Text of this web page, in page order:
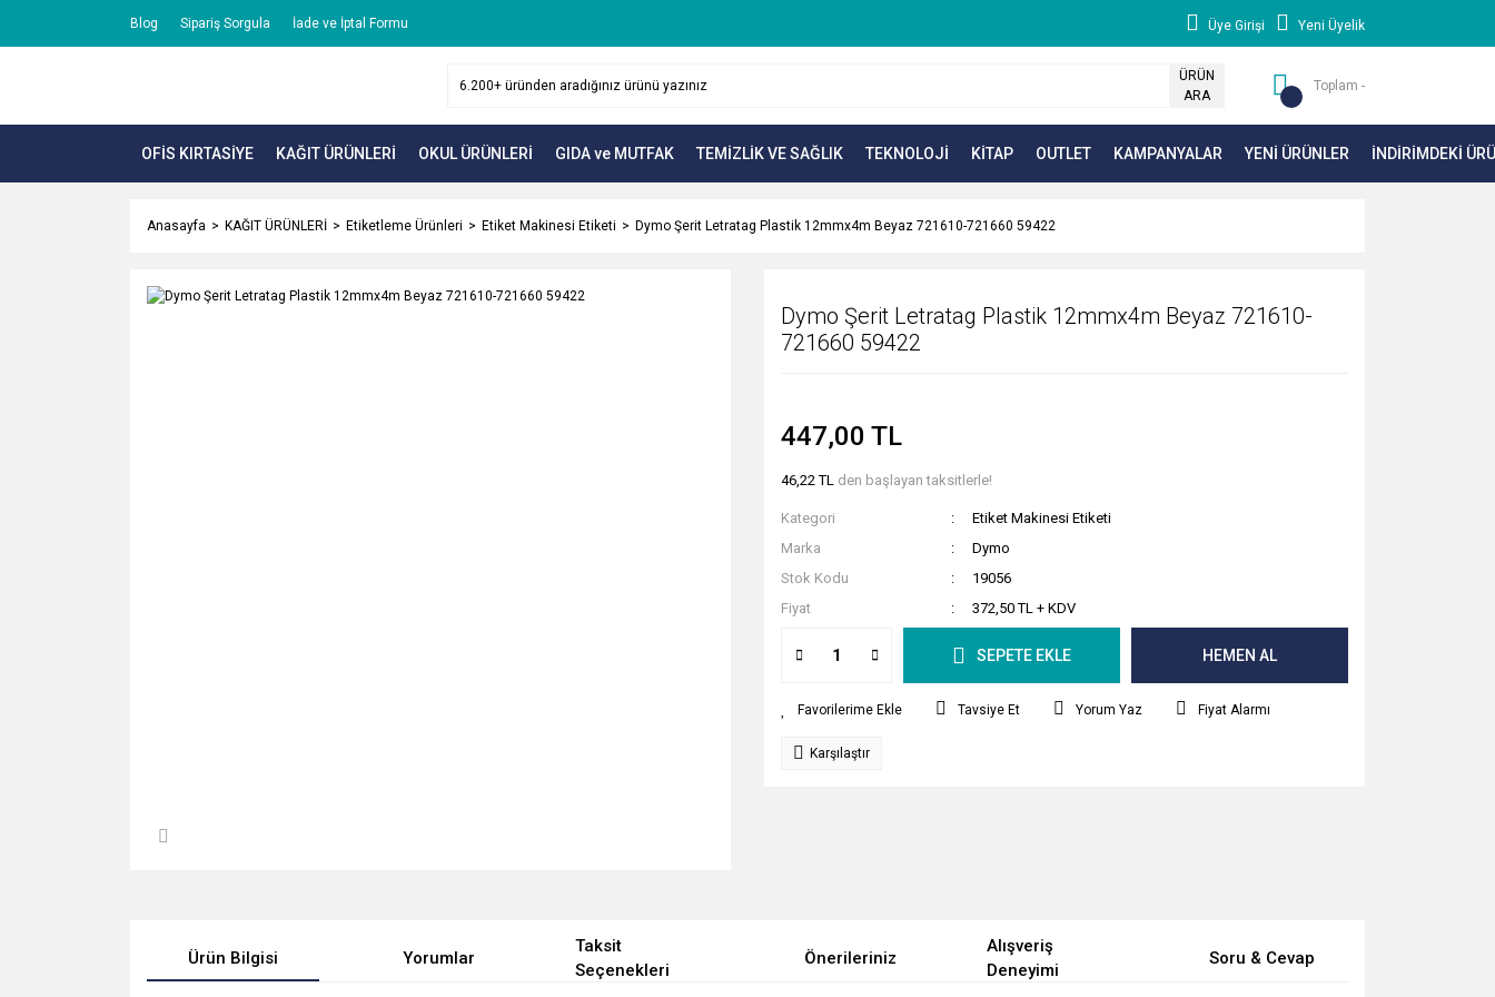
Blog Sipariş Sorgula İade ve İptal Formu Üye Girişi Yeni Üyelik
ÜRÜN
ARA
Toplam -
OFİS KIRTASİYE KAĞIT ÜRÜNLERİ OKUL ÜRÜNLERİ GIDA ve MUTFAK TEMİZLİK VE SAĞLIK TEKNOLOJİ KİTAP OUTLET KAMPANYALAR YENİ ÜRÜNLER İNDİRİMDEKİ
Anasayfa KAĞIT ÜRÜNLERİ Etiketleme Ürünleri Etiket Makinesi Etiketi Dymo Şerit Letratag Plastik 12mmx4m Beyaz 721610-721660 59422
Dymo Şerit Letratag Plastik 12mmx4m Beyaz 721610-
721660 59422
447,00 TL
46,22 TL den başlayan taksitlerle!
Kategori
Etiket Makinesi Etiketi
Marka
Dymo
Stok Kodu
19056
Fiyat
372,50 TL + KDV
SEPETE EKLE HEMEN AL
Tavsiye Et Yorum Yaz Fiyat Alarmı
Karşılaştır
Ürün Bilgisi Yorumlar
Taksit
Seçenekleri
Önerileriniz
Alışveriş
Deneyimi
Soru & Cevap